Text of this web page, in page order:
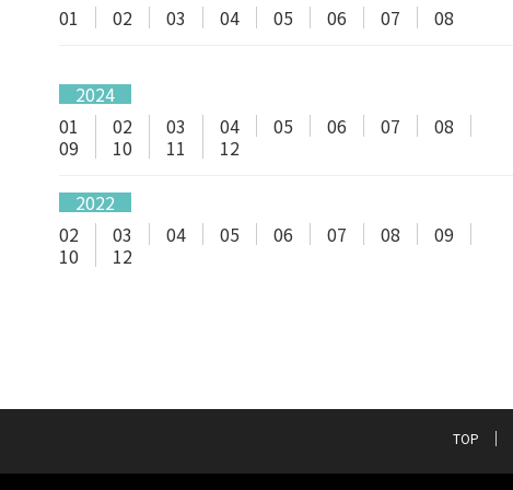
01 02 03 04 05 06 07 08
2024
01
02 03 04 05 06 07
08
09
10 11 12
2022
02
03 04 05 06 07 08
09
10
12
TOP